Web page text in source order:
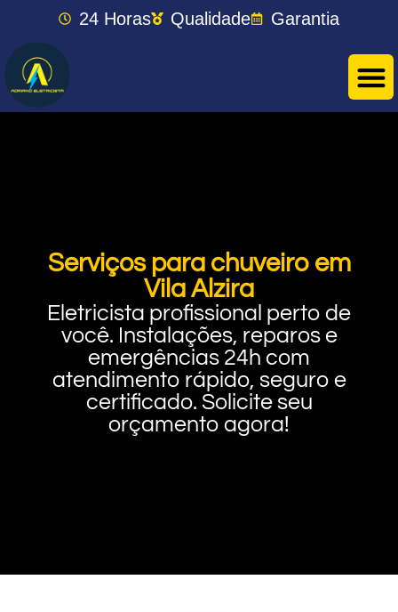
24 Horas Qualidade Garantia
Serviços para chuveiro em
Vila Alzira
Eletricista profissional perto de
você. Instalações, reparos e
emergências 24h com
atendimento rápido, seguro e
certificado. Solicite seu
orçamento agora!